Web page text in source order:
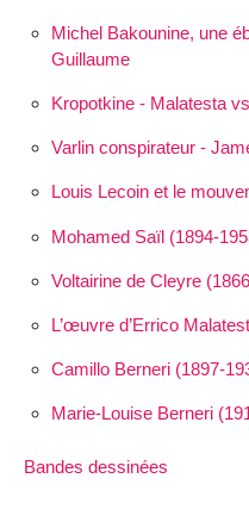
Michel Bakounine, une
Guillaume
Kropotkine - Malatesta
Varlin conspirateur -
Louis Lecoin et le
Mohamed Saïl (1894-
Voltairine de Cleyre
L’œuvre d’Errico
Camillo Berneri (1897-
Marie-Louise Berneri
Bandes dessinées